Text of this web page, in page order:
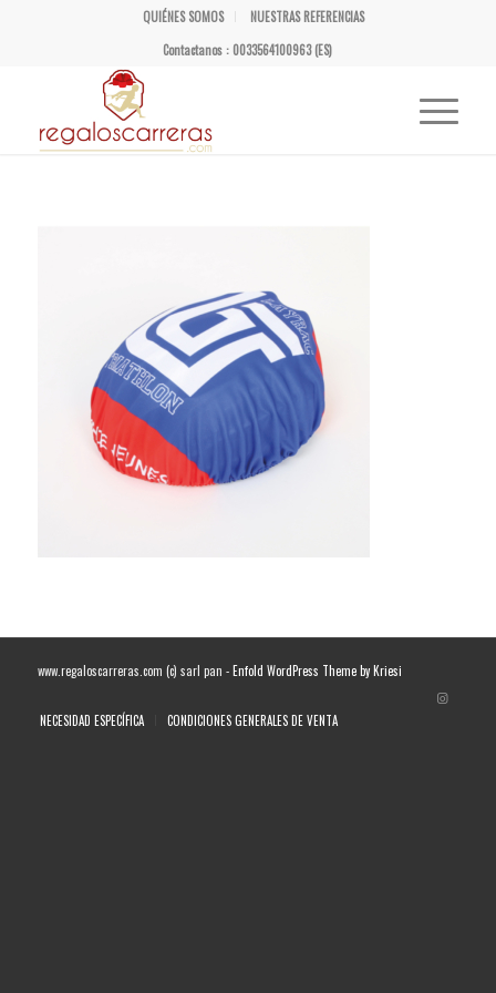
QUIÉNES SOMOS
NUESTRAS REFERENCIAS
Contactanos : 0033564100963 (ES)
www.regaloscarreras.com (c) sarl pan -Enfold WordPress Theme by Kriesi
NECESIDAD ESPECÍFICA CONDICIONES GENERALES DE VENTA